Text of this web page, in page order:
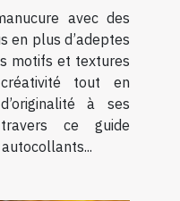
avec des
en plus d’adeptes
motifs et textures
tout en
à ses
ce guide